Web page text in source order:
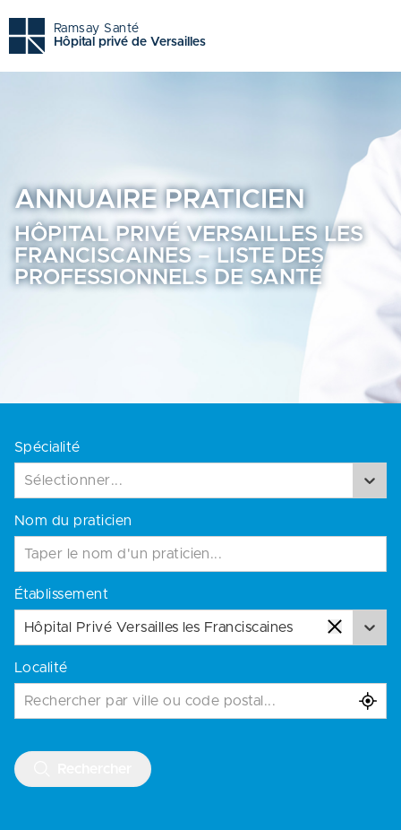
Ramsay Santé
Hôpital privé de Versailles
ANNUAIRE PRATICIEN
HÔPITAL PRIVÉ VERSAILLES LES
FRANCISCAINES – LISTE DES
PROFESSIONNELS DE SANTÉ
Spécialité
Sélectionner...
Nom du praticien
Établissement
Hôpital Privé Versailles les Franciscaines
Localité
Rechercher par ville ou code postal...